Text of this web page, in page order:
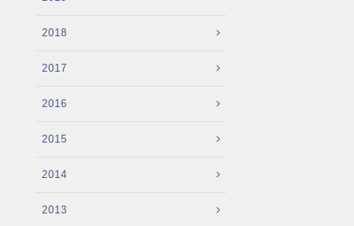
2018
2017
2016
2015
2014
2013